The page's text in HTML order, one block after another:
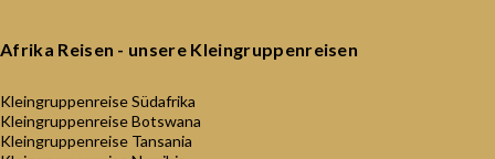
Afrika Reisen - unsere Kleingruppenreisen
Kleingruppenreise Südafrika
Kleingruppenreise Botswana
Kleingruppenreise Tansania